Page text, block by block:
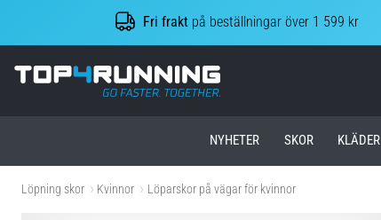
Fri frakt på beställningar över 1 599 kr
Top4Running.se
NYHETER SKOR KLÄDER
Löpning skor Kvinnor Löparskor på vägar för kvinnor